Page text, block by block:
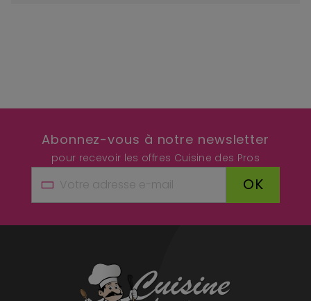
Abonnez-vous à notre newsletter
pour recevoir les offres Cuisine des Pros
OK